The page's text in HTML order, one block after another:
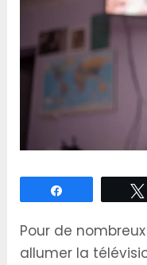
Pour de
allumer la